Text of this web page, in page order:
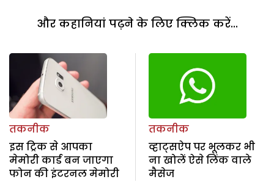
और कहानियां पढ़ने के लिए क्लिक करें...
तकनीक
इस ट्रिक से आपका
मेमोरी कार्ड बन जाएगा
फोन की इंटरनल मेमोरी
तकनीक
व्हाट्सऐप पर भूलकर भी
ना खोलें ऐसे लिंक वाले
मैसेज